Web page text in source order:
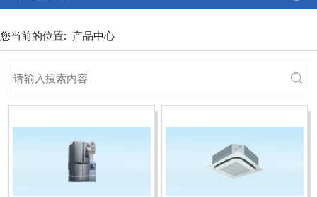
您当前的位置: 产品中心